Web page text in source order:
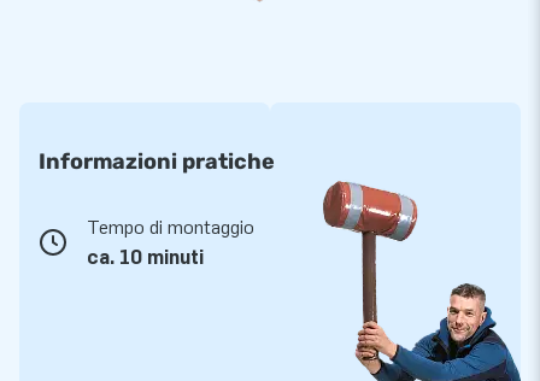
Informazioni pratiche
Tempo di montaggio
ca. 10 minuti